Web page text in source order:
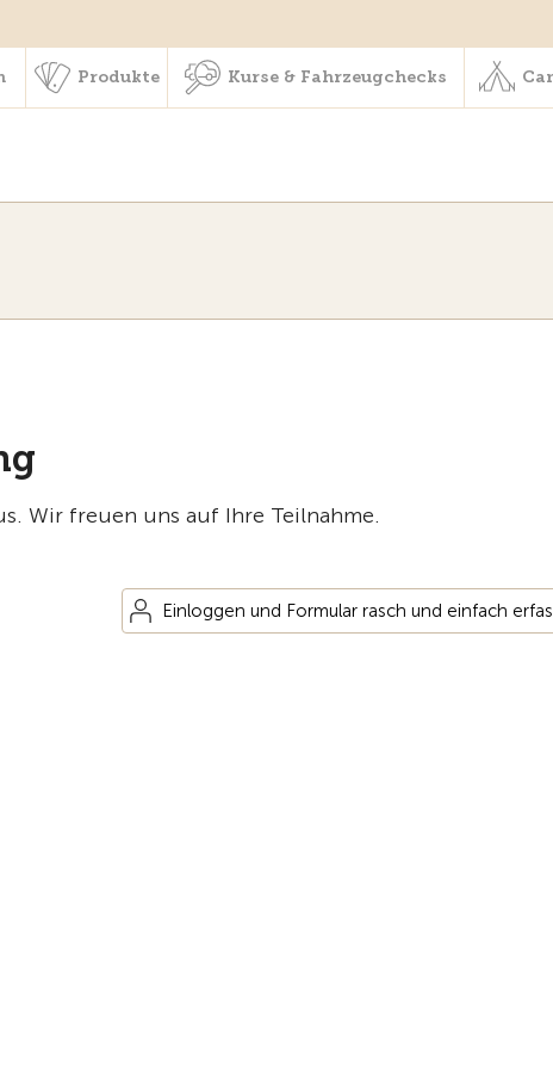
Produkte Kurse & Fahrzeugchecks
Wir freuen uns auf Ihre Teilnahme.
Einloggen und Formular rasch und einfach